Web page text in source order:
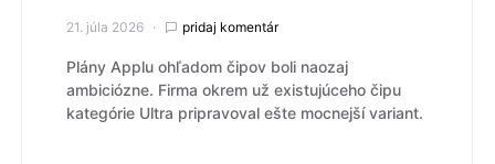
21. júla 2026 pridaj komentár
Plány Applu ohľadom čipov boli naozaj
ambiciózne. Firma okrem už existujúceho čipu
kategórie Ultra pripravoval ešte mocnejší variant.